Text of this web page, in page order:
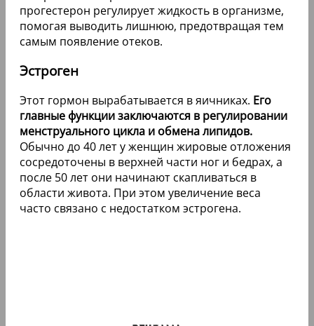
прогестерон регулирует жидкость в организме,
помогая выводить лишнюю, предотвращая тем
самым появление отеков.
Эстроген
Этот гормон вырабатывается в яичниках. Его
главные функции заключаются в регулировании
менструального цикла и обмена липидов.
Обычно до 40 лет у женщин жировые отложения
сосредоточены в верхней части ног и бедрах, а
после 50 лет они начинают скапливаться в
области живота. При этом увеличение веса
часто связано с недостатком эстрогена.